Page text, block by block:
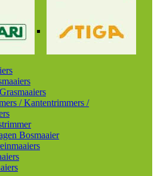
/ Kantentrimmers /
Bosmaaier